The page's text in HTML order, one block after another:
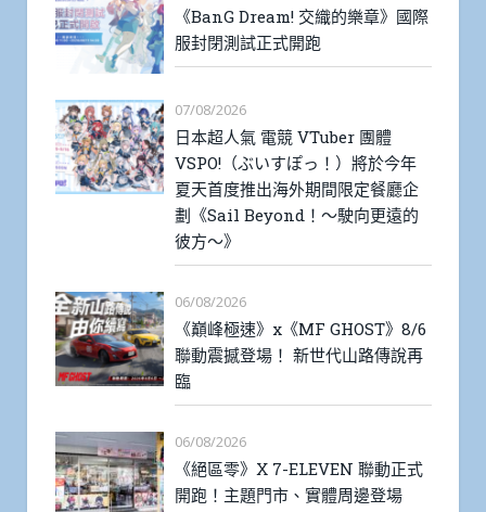
《BanG Dream! 交織的樂章》國際
服封閉測試正式開跑
07/08/2026
日本超人氣 電競 VTuber 團體
VSPO!（ぶいすぽっ！）將於今年
夏天首度推出海外期間限定餐廳企
劃《Sail Beyond！～駛向更遠的
彼方～》
06/08/2026
《巔峰極速》x《MF GHOST》8/6
聯動震撼登場！ 新世代山路傳說再
臨
06/08/2026
《絕區零》X 7-ELEVEN 聯動正式
開跑！主題門市、實體周邊登場